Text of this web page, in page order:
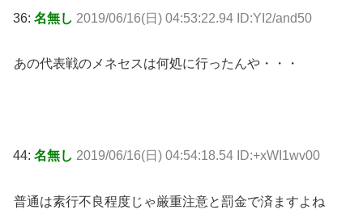
36: 名無し 2019/06/16(日) 04:53:22.94 ID:YI2/and50
あの代表戦のメネセスは何処に行ったんや・・・
44: 名無し 2019/06/16(日) 04:54:18.54 ID:+xWI1wv00
普通は素行不良程度じゃ厳重注意と罰金で済ますよね